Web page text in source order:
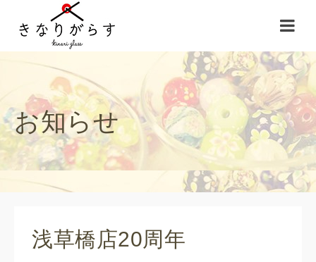
お知らせ
浅草橋店20周年